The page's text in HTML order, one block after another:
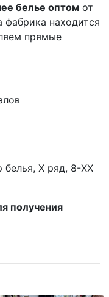
белье оптом от
находится
прямые
X ряд, 8-XX
получения